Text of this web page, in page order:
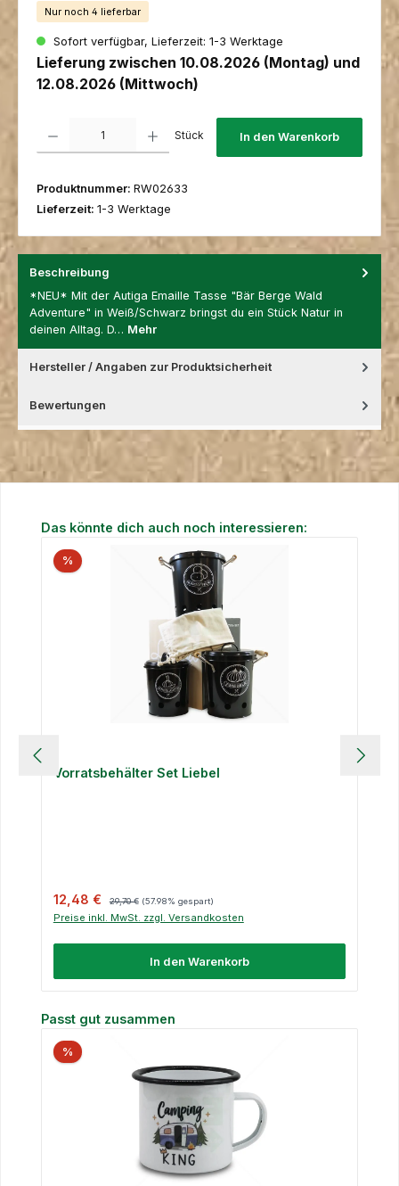
Nur noch 4 lieferbar
Sofort verfügbar, Lieferzeit: 1-3 Werktage
Lieferung zwischen 10.08.2026 (Montag) und
12.08.2026 (Mittwoch)
Stück In den Warenkorb
Produktnummer: RW02633
Lieferzeit: 1-3 Werktage
Beschreibung
*NEU* Mit der Autiga Emaille Tasse "Bär Berge Wald
Adventure" in Weiß/Schwarz bringst du ein Stück Natur in
deinen Alltag. D… Mehr
Hersteller / Angaben zur Produktsicherheit
Bewertungen
Produktgalerie überspringen
Das könnte dich auch noch interessieren:
%
Vorratsbehälter Set Liebel
Verkaufspreis:
12,48 € 29,70 € (57.98% gespart)
Preise inkl. MwSt. zzgl. Versandkosten
In den Warenkorb
Produktgalerie überspringen
Passt gut zusammen
%